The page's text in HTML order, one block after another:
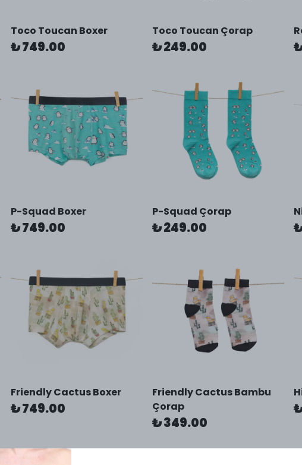
Toco Toucan Boxer
₺ 749.00
Toco Toucan Çorap
₺ 249.00
P-Squad Boxer
₺ 749.00
P-Squad Çorap
₺ 249.00
Friendly Cactus Boxer
₺ 749.00
Friendly Cactus Bambu
Çorap
₺ 349.00